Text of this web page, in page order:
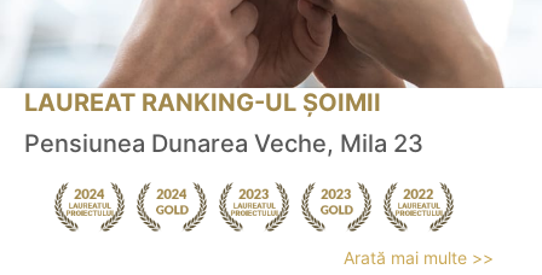
LAUREAT RANKING-UL ȘOIMII
Pensiunea Dunarea Veche, Mila 23
Arată mai multe >>